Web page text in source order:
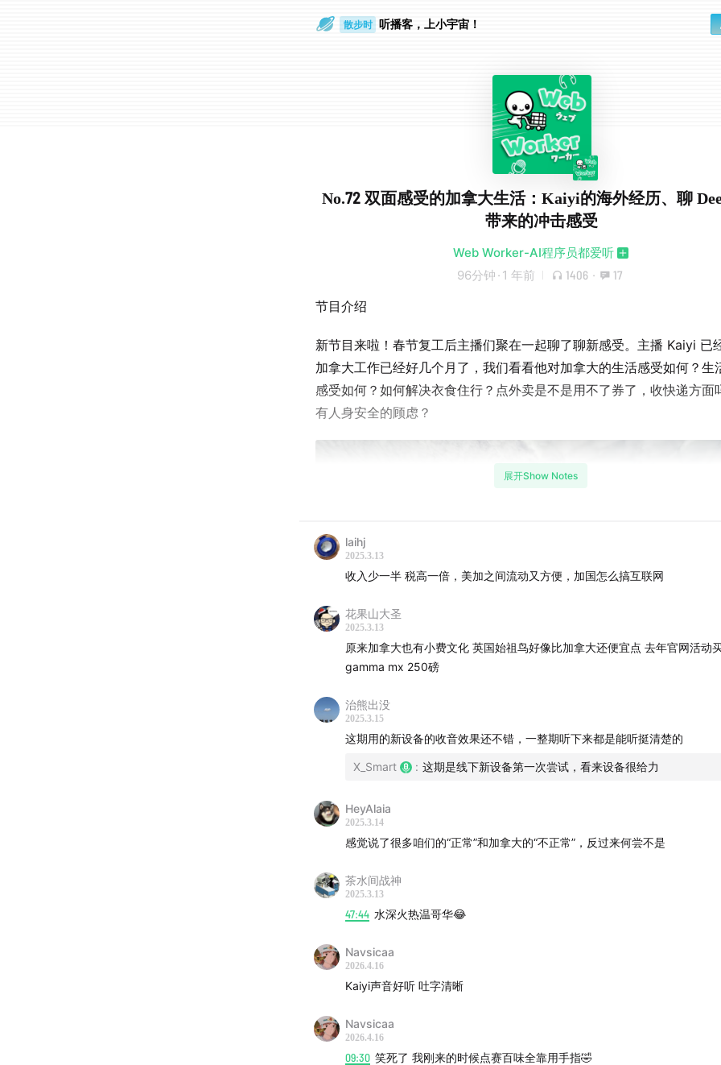
散步时 听播客，上小宇宙！
No.72 双面感受的加拿大生活：Kaiyi的海外经历、聊
带来的冲击感受
Web Worker-AI程序员都爱听
96分钟 · 1 年前 1406 · 17
节目介绍
新节目来啦！春节复工后主播们聚在一起聊了聊新感受。主播 Kaiyi 已
加拿大工作已经好几个月了，我们看看他对加拿大的生活感受如何？生
感受如何？如何解决衣食住行？点外卖是不是用不了券了，收快递方面
有人身安全的顾虑？
在节目的后半程，我们聊了聊春节期间 Deepseek 带给我们的感受和想
展开Show Notes
laihj
2025.3.13
收入少一半 税高一倍，美加之间流动又方便，加国怎么搞互联网
花果山大圣
2025.3.13
原来加拿大也有小费文化 英国始祖鸟好像比加拿大还便宜点 去年官网活动买了件
gamma mx 250磅
治熊出没
2025.3.15
这期用的新设备的收音效果还不错，一整期听下来都是能听挺清楚的
X_Smart : 这期是线下新设备第一次尝试，看来设备很给力
HeyAlaia
2025.3.14
感觉说了很多咱们的“正常”和加拿大的“不正常”，反过来何尝不是
茶水间战神
2025.3.13
47:44 水深火热温哥华😂
Navsicaa
2026.4.16
Kaiyi声音好听 吐字清晰
Navsicaa
2026.4.16
09:30 笑死了 我刚来的时候点赛百味全靠用手指🤣